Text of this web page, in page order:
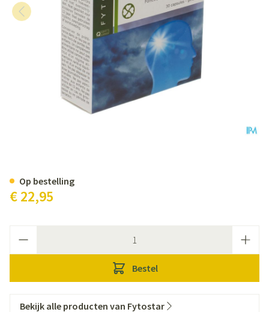
€ 22,95
Bestel
Op bestelling
Bekijk alle producten van Fytostar